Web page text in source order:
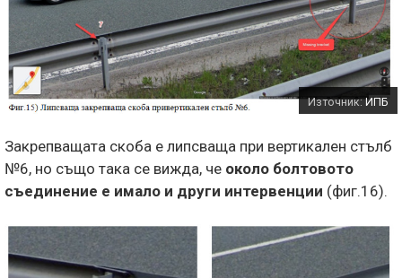
Източник:ИПБ
Закрепващата скоба е липсваща при вертикален стълб
№6, но също така се вижда, че около болтовото
съединение е имало и други интервенции (фиг.16).